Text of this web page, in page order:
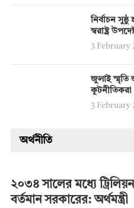
নির্বাচন
স্বরাষ্ট্র
3 February
জুলাই স্মৃতি
কূটনীতিকরা
3 February
অর্থনীতি
২০৩৪ সালের মধ্যে
বর্তমান সরকারের: অর্থমন্ত্রী